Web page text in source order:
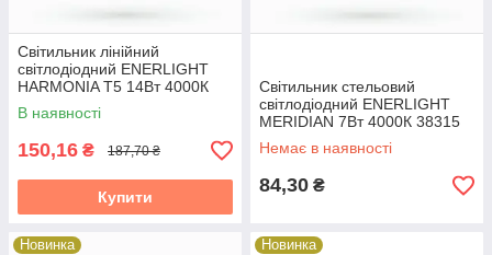
Cвітильник лінійний
світлодіодний ENERLIGHT
HARMONIA T5 14Вт 4000К
38315
В наявності
150,16 ₴ 187,70 ₴
Купити
Cвітильник стельовий
світлодіодний ENERLIGHT
MERIDIAN 7Вт 4000К 38315
Немає в наявності
84,30 ₴
Новинка Новинка